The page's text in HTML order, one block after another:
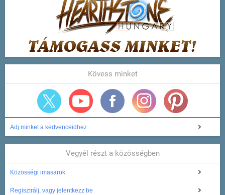
Kövess minket
Adj minket a kedvenceidhez
Vegyél részt a közösségben
Közösségi imasarok
Regisztrálj, vagy jelentkezz be